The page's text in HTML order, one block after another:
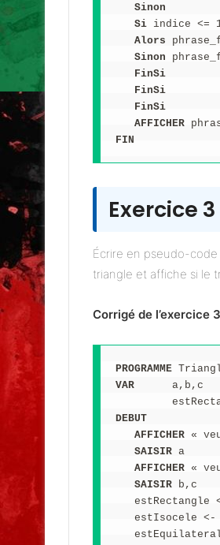
   Sinon
   Si
indice <=
   Alors
   Sinon
   FinSi
   FinSi
   FinSi
   AFFICHER
FIN
Exercice
Écrire en pseudo-code
triangle et affiche si le
Corrigé de l’exercice
PROGRAMME
VAR a,b,c
DEBUT
   AFFICHER
«
   SAISIR
a
   AFFICHER
«
   SAISIR
b,c
estRectangle
estIsocele <-